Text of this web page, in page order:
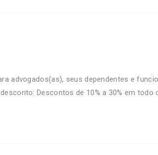
advogados(as), seus dependentes e
Descontos de 10% a 30% em